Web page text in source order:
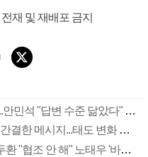
재 및 재배포 금지
박근혜도, 이재용도 '송구스럽다'...안민석 "답변 수준 닮았다" 재조명
검찰 출석 박근혜 전 대통령 짧고 간결한 메시지...태도 변화 있나?
검찰 앞 대통령 '4인4색'...보스 전두환 "협조 안 해" 노태우 '바짝' 인간적 노무현 "착찹" 박근혜 "송구하다"